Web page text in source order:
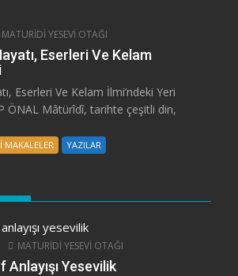
MATURİDİ YESEVİ OTAĞI
Eserleri Ve Kelam
Eserleri Ve Kelam İlmi’ndeki Yeri
ÖNAL Mâtürîdî, tarihte çeşitli din,
MAKALELER YAZILAR
MATURİDİ YESEVİ OTAĞI
Yesevilik